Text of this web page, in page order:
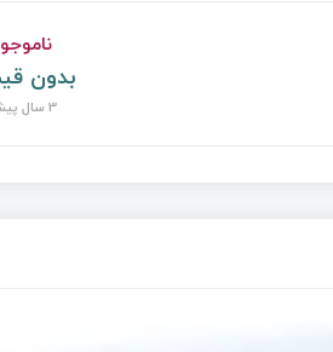
بدون
3 سال پیش